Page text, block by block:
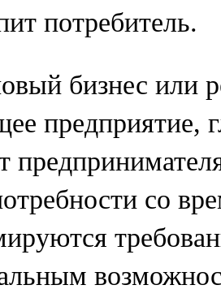
потребитель.
бизнес или
предприятие,
со